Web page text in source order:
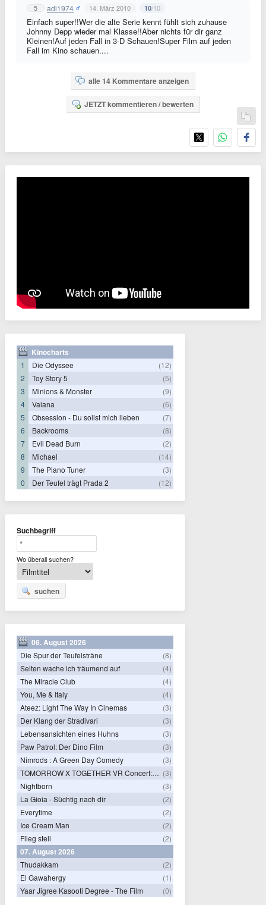
5 adi1974 14. März 2010 10/10
Einfach super!!Wer die alte Serie kennt fühlt sich zuhause
Johnny Depp wieder mal Klasse!!Aber nichts für dir ganz
Kleinen!Auf jeden Fall in 3-D Schauen!Super Film auf jeden
Fall im Kino schauen....
alle 14 Kommentare anzeigen
JETZT kommentieren / bewerten
Kinocharts
1 Die Odyssee
(12)
2
Toy Story 5
(5)
3
Minions & Monster
(9)
4
Vaiana
(6)
5
Obsession - Du sollst mich lieben
(7)
6
Backrooms
(8)
7
Evil Dead Burn
(2)
8
Michael
(14)
9
The Piano Tuner
(3)
0
Der Teufel trägt Prada 2 (12)
Suchbegriff
Wo überall suchen?
suchen
06. August 2026
Die Spur der Teufelsträne
(8)
Selten wache ich träumend auf
(4)
The Miracle Club
(4)
You, Me & Italy
(4)
Ateez: Light The Way In Cinemas
(3)
Der Klang der Stradivari
(3)
Lebensansichten eines Huhns
(3)
Paw Patrol: Der Dino Film
(3)
Nimrods : A Green Day Comedy
(3)
TOMORROW X TOGETHER VR Concert: Endless Ride (3)
Nightborn
(3)
La Gioia - Süchtig nach dir
(2)
Everytime
(2)
Ice Cream Man
(2)
Flieg steil
(2)
07. August 2026
Thudakkam
(2)
El Gawahergy
(1)
Yaar Jigree Kasooti Degree - The Film
(0)